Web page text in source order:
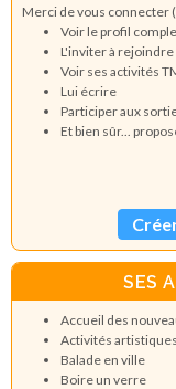
Merci de vous connecter
Voir le profil
L'inviter à
Voir ses activités
Lui écrire
Participer aux
Et bien sûr...
SES
Accueil des
Activités artistiques
Balade en ville
Boire un verre